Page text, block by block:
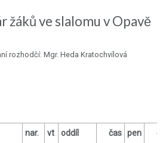
žáků ve slalomu v Opavě
rozhodčí: Mgr. Heda Kratochvílová
nar. vt oddíl čas pen